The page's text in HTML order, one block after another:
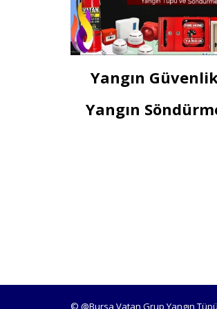
Yangın
Yangın
© @Bursa Vatan Grup Yangın